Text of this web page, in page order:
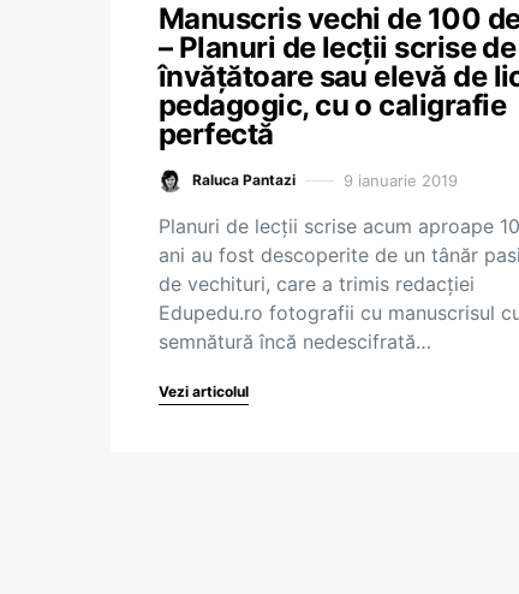
Manuscris vechi de 100
– Planuri de lecții scrise
învățătoare sau elevă de
pedagogic, cu o caligrafie
perfectă
Raluca Pantazi 9 ianuarie 2019
Planuri de lecții scrise acum aproape
ani au fost descoperite de un tânăr
de vechituri, care a trimis redacției
Edupedu.ro fotografii cu manuscrisul
semnătură încă nedescifrată…
Vezi articolul